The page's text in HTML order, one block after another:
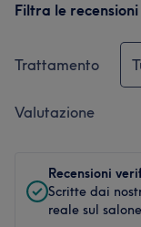
Filtra le recensioni
Trattamento
Valutazione
Recensioni
Scritte dai
reale sul